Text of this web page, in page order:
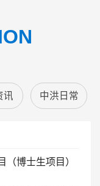
讯 中洪日常
（博士生项目）